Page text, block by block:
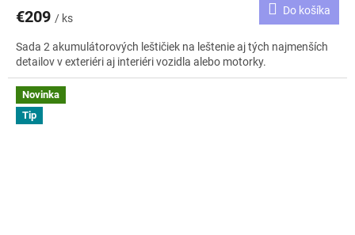
€209 / ks
Do košíka
Sada 2 akumulátorových leštičiek na leštenie aj tých najmenších
detailov v exteriéri aj interiéri vozidla alebo motorky.
Novinka
Tip